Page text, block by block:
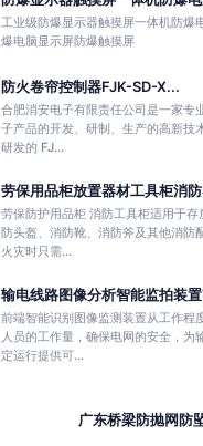
工业级防爆显示器触摸屏一体机防爆
爆电脑显示屏防爆触摸屏
防火卷帘控制器FJK-SD-X...
合肥消安电子有限责任公司是一家专
子产品的开发、研制、生产的高新技
研发的 FJ...
劳保用品柜放置器材工具柜消
劳保防护用品柜 消防工具柜适用于存
防头盔、消防靴、消防斧及其他消防
火灾时只需...
输电线路图像分析智能监拍装
前端智能识别图像监测装置从工作程
人员的工作量，确保电网的安全，为
定运行提供可...
广东桥梁防抛网防